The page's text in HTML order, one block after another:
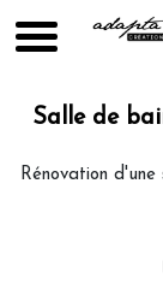
Salle de
Rénovation